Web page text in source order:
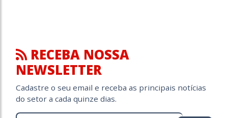
RECEBA NOSSA
NEWSLETTER
Cadastre o seu email e receba as principais notícias
do setor a cada quinze dias.